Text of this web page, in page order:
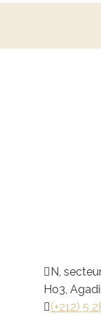
N,
Ho3,
(+212) 5